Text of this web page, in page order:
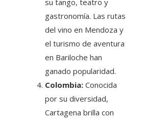
su tango, teatro y
gastronomía. Las rutas
del vino en Mendoza y
el turismo de aventura
en Bariloche han
ganado popularidad.
Colombia: Conocida
por su diversidad,
Cartagena brilla con